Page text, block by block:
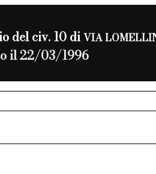
del civ. 10 diVIA
il 22/03/1996